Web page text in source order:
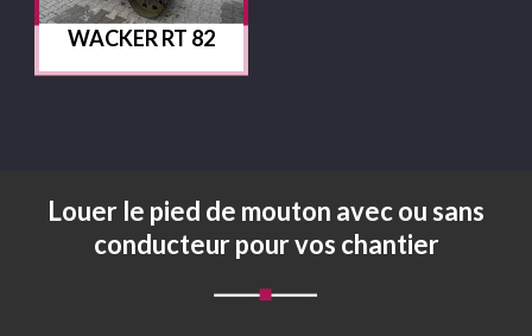
WACKER RT 82
Louer le pied de mouton avec ou sans
conducteur pour vos chantier